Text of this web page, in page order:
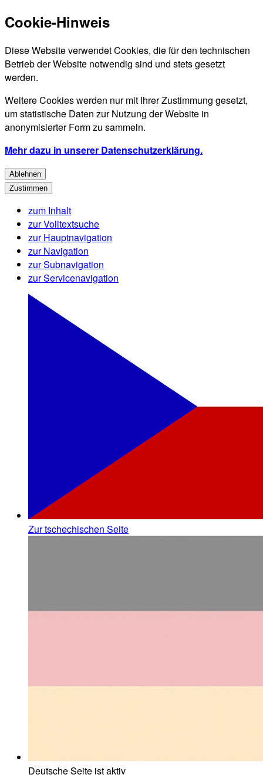
Cookie-Hinweis
Diese Website verwendet Cookies, die für den technischen
Betrieb der Website notwendig sind und stets gesetzt
werden.
Weitere Cookies werden nur mit Ihrer Zustimmung gesetzt,
um statistische Daten zur Nutzung der Website in
anonymisierter Form zu sammeln.
Mehr dazu in unserer Datenschutzerklärung.
Ablehnen
Zustimmen
zum Inhalt
zur Volltextsuche
zur Hauptnavigation
zur Navigation
zur Subnavigation
zur Servicenavigation
Zur tschechischen Seite
Deutsche Seite ist aktiv